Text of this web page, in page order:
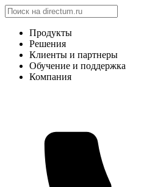
Продукты
Решения
Клиенты и партнеры
Обучение и поддержка
Компания